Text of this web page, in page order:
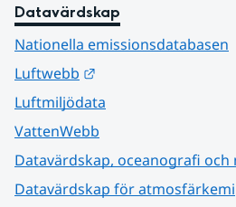
Datavärdskap
Nationella emissionsdatabasen
Luftwebb
Luftmiljödata
VattenWebb
Datavärdskap, oceanografi
Datavärdskap för atmosfärkemi